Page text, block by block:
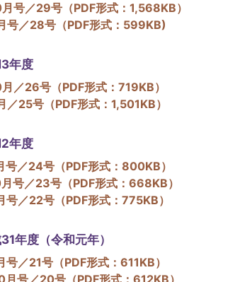
号／29号（PDF形式：1,568KB）
号／28号（PDF形式：599KB)
年度
／26号（PDF形式：719KB）
／25号（PDF形式：1,501KB）
年度
号／24号（PDF形式：800KB）
号／23号（PDF形式：668KB）
号／22号（PDF形式：775KB）
年度（令和元年）
号／21号（PDF形式：611KB）
月号／20号（PDF形式：612KB）